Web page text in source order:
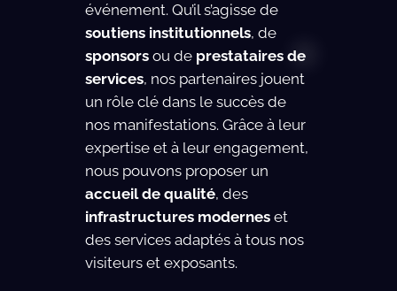
événement. Qu’il s’agisse de
soutiens institutionnels, de
sponsors ou de prestataires de
services, nos partenaires jouent
un rôle clé dans le succès de
nos manifestations. Grâce à leur
expertise et à leur engagement,
nous pouvons proposer un
accueil de qualité, des
infrastructures moderneset
des services adaptés à tous nos
visiteurs et exposants.